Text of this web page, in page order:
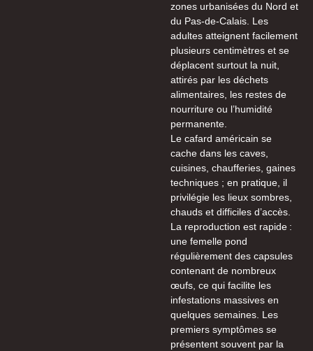
zones urbanisées du Nord et
du Pas-de-Calais. Les
adultes atteignent facilement
plusieurs centimètres et se
déplacent surtout la nuit,
attirés par les déchets
alimentaires, les restes de
nourriture ou l’humidité
permanente.
Le cafard américain se
cache dans les caves,
cuisines, chaufferies, gaines
techniques ; en pratique, il
privilégie les lieux sombres,
chauds et difficiles d’accès.
La reproduction est rapide :
une femelle pond
régulièrement des capsules
contenant de nombreux
œufs, ce qui facilite les
infestations massives en
quelques semaines. Les
premiers symptômes se
présentent souvent par la